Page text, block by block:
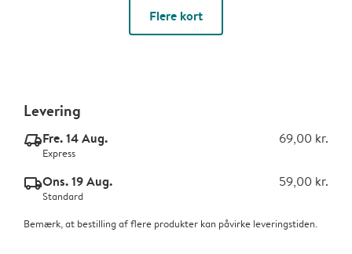
Flere kort
Levering
delivery_express_v2Fre. 14 Aug. 69,00 kr.
Express
delivery_standard_v2Ons. 19 Aug. 59,00 kr.
Standard
Bemærk, at bestilling af flere produkter kan påvirke leveringstiden.